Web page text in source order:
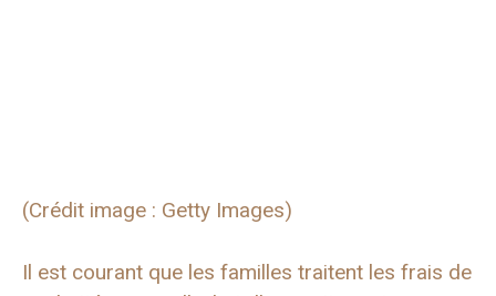
(Crédit image : Getty Images)
Il est courant que les familles traitent les frais de